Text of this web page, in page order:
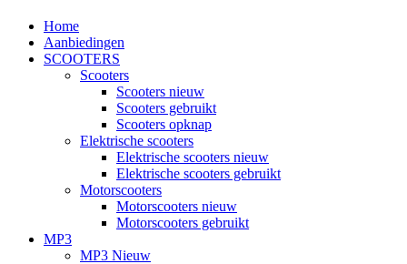
Home
Aanbiedingen
SCOOTERS
Scooters
Scooters nieuw
Scooters gebruikt
Scooters opknap
Elektrische scooters
Elektrische scooters nieuw
Elektrische scooters gebruikt
Motorscooters
Motorscooters nieuw
Motorscooters gebruikt
MP3
MP3 Nieuw